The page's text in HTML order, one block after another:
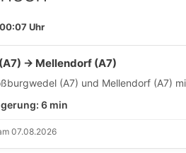
00:07 Uhr
→ Mellendorf (A7)
(A7) und Mellendorf (A7)
6 min
07.08.2026